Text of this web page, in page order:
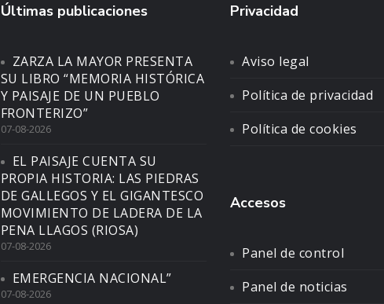
Últimas publicaciones
ZARZA LA MAYOR PRESENTA
SU LIBRO “MEMORIA HISTÓRICA
Y PAISAJE DE UN PUEBLO
FRONTERIZO”
07-08-2026
EL PAISAJE CUENTA SU
PROPIA HISTORIA: LAS PIEDRAS
DE GALLEGOS Y EL GIGANTESCO
MOVIMIENTO DE LADERA DE LA
PENA LLAGOS (RIOSA)
07-08-2026
EMERGENCIA NACIONAL”
07-08-2026
Privacidad
Aviso legal
Política de privacidad
Política de cookies
Accesos
Panel de control
Panel de noticias